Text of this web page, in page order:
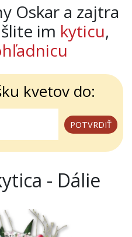
Oskar a zajtra
im kyticu,
kvetov do:
- Dálie